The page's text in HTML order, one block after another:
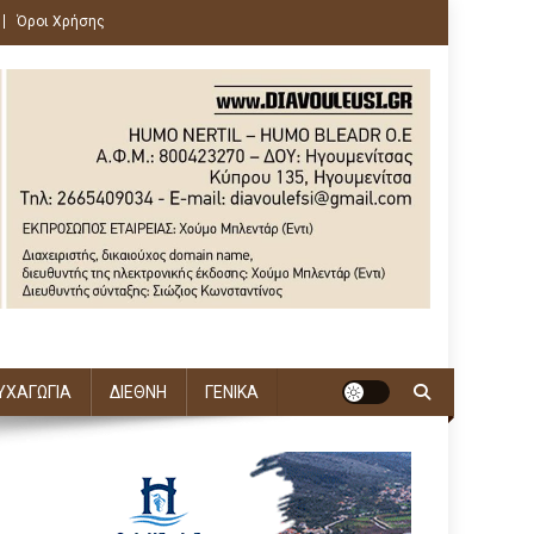
Όροι Χρήσης
ΔΙΕΘΝΗ ΓΕΝΙΚΑ